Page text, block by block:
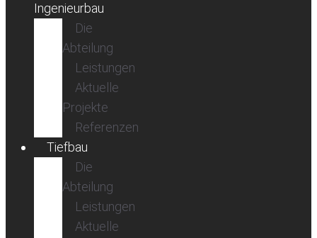
Ingenieurbau
Die
Abteilung
Leistungen
Aktuelle
Projekte
Referenzen
Tiefbau
Die
Abteilung
Leistungen
Aktuelle